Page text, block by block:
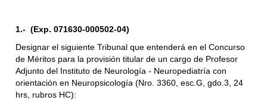
1.- (Exp. 071630-000502-04)
Designar el siguiente Tribunal que entenderá en el Concurso
de Méritos para la provisión titular de un cargo de Profesor
Adjunto del Instituto de Neurología - Neuropediatría con
orientación en Neuropsicología (Nro. 3360, esc.G, gdo.3, 24
hrs, rubros HC):